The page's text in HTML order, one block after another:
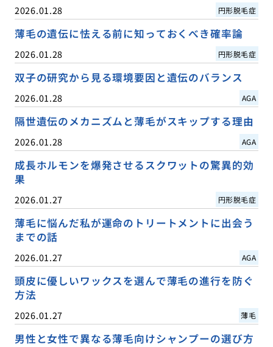
2026.01.28 円形脱毛症
薄毛の遺伝に怯える前に知っておくべき確率論
2026.01.28 円形脱毛症
双子の研究から見る環境要因と遺伝のバランス
2026.01.28 AGA
隔世遺伝のメカニズムと薄毛がスキップする理由
2026.01.28 AGA
成長ホルモンを爆発させるスクワットの驚異的効
果
2026.01.27 円形脱毛症
薄毛に悩んだ私が運命のトリートメントに出会う
までの話
2026.01.27 AGA
頭皮に優しいワックスを選んで薄毛の進行を防ぐ
方法
2026.01.27 薄毛
男性と女性で異なる薄毛向けシャンプーの選び方